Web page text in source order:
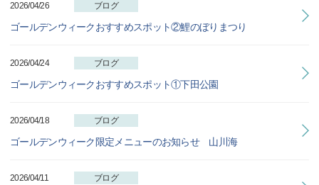
2026/04/26 ブログ
ゴールデンウィークおすすめスポット②鯉のぼりまつり
2026/04/24 ブログ
ゴールデンウィークおすすめスポット①下田公園
2026/04/18 ブログ
ゴールデンウィーク限定メニューのお知らせ 山川海
2026/04/11 ブログ